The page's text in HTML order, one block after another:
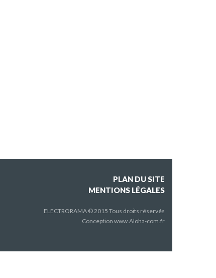
PLAN DU SITE
MENTIONS LÉGALES
ELECTRORAMA © 2015 Tous droits réservés
Conception www.Aloha-com.fr